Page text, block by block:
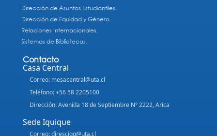
Dirección de Asuntos Estudiantiles.
Dirección de Equidad y Género.
Relaciones Internacionales.
Sistemas de Bibliotecas.
Contacto
Casa Central
Correo: mesacentral@uta.cl
Teléfono: +56 58 2205100
Dirección: Avenida 18 de Septiembre N° 2222, Arica
Sede Iquique
Correo: diresciqq@uta.cl